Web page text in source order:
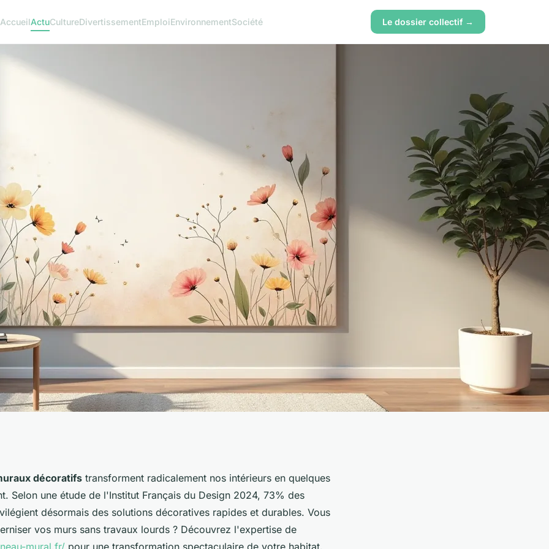
AccueilActuCultureDivertissementEmploiEnvironnementSociété Le dossier collectif →
vos murs
décoratifs transforment radicalement nos intérieurs en quelques
Selon une étude de l'Institut Français du Design 2024, 73% des
désormais des solutions décoratives rapides et durables. Vous
vos murs sans travaux lourds ? Découvrez l'expertise de
mural.fr/ pour une transformation spectaculaire de votre habitat.